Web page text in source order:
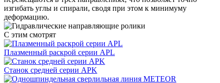
изгибать углы и спирали, сводя при этом к минимуму
деформацию.
С этим смотрят
Плазменный раскрой серии APL
Станок средней серии APK